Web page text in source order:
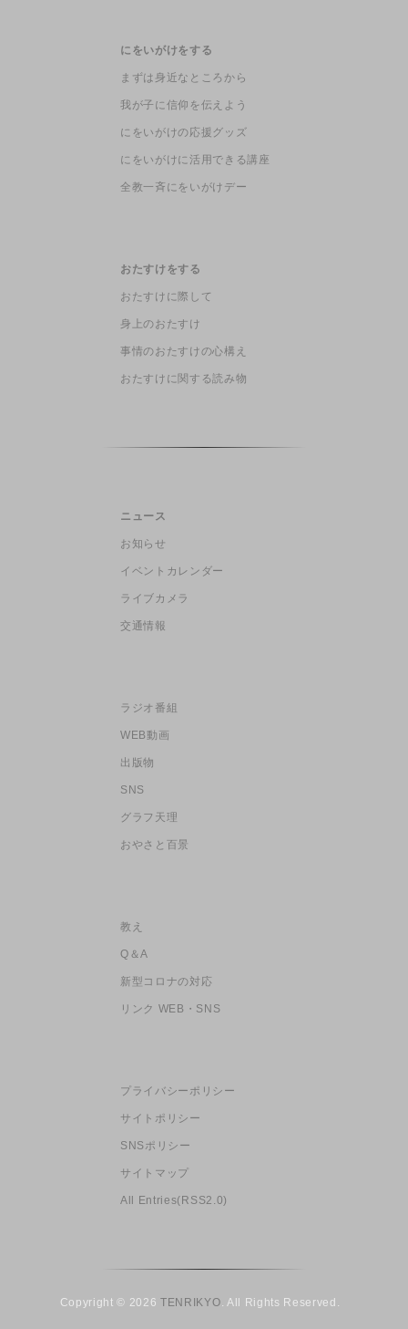
にをいがけをする
まずは身近なところから
我が子に信仰を伝えよう
にをいがけの応援グッズ
にをいがけに活用できる講座
全教一斉にをいがけデー
おたすけをする
おたすけに際して
身上のおたすけ
事情のおたすけの心構え
おたすけに関する読み物
ニュース
お知らせ
イベントカレンダー
ライブカメラ
交通情報
ラジオ番組
WEB動画
出版物
SNS
グラフ天理
おやさと百景
教え
Q＆A
新型コロナの対応
リンク WEB・SNS
プライバシーポリシー
サイトポリシー
SNSポリシー
サイトマップ
All Entries(RSS2.0)
Copyright © 2026TENRIKYO. All Rights Reserved.